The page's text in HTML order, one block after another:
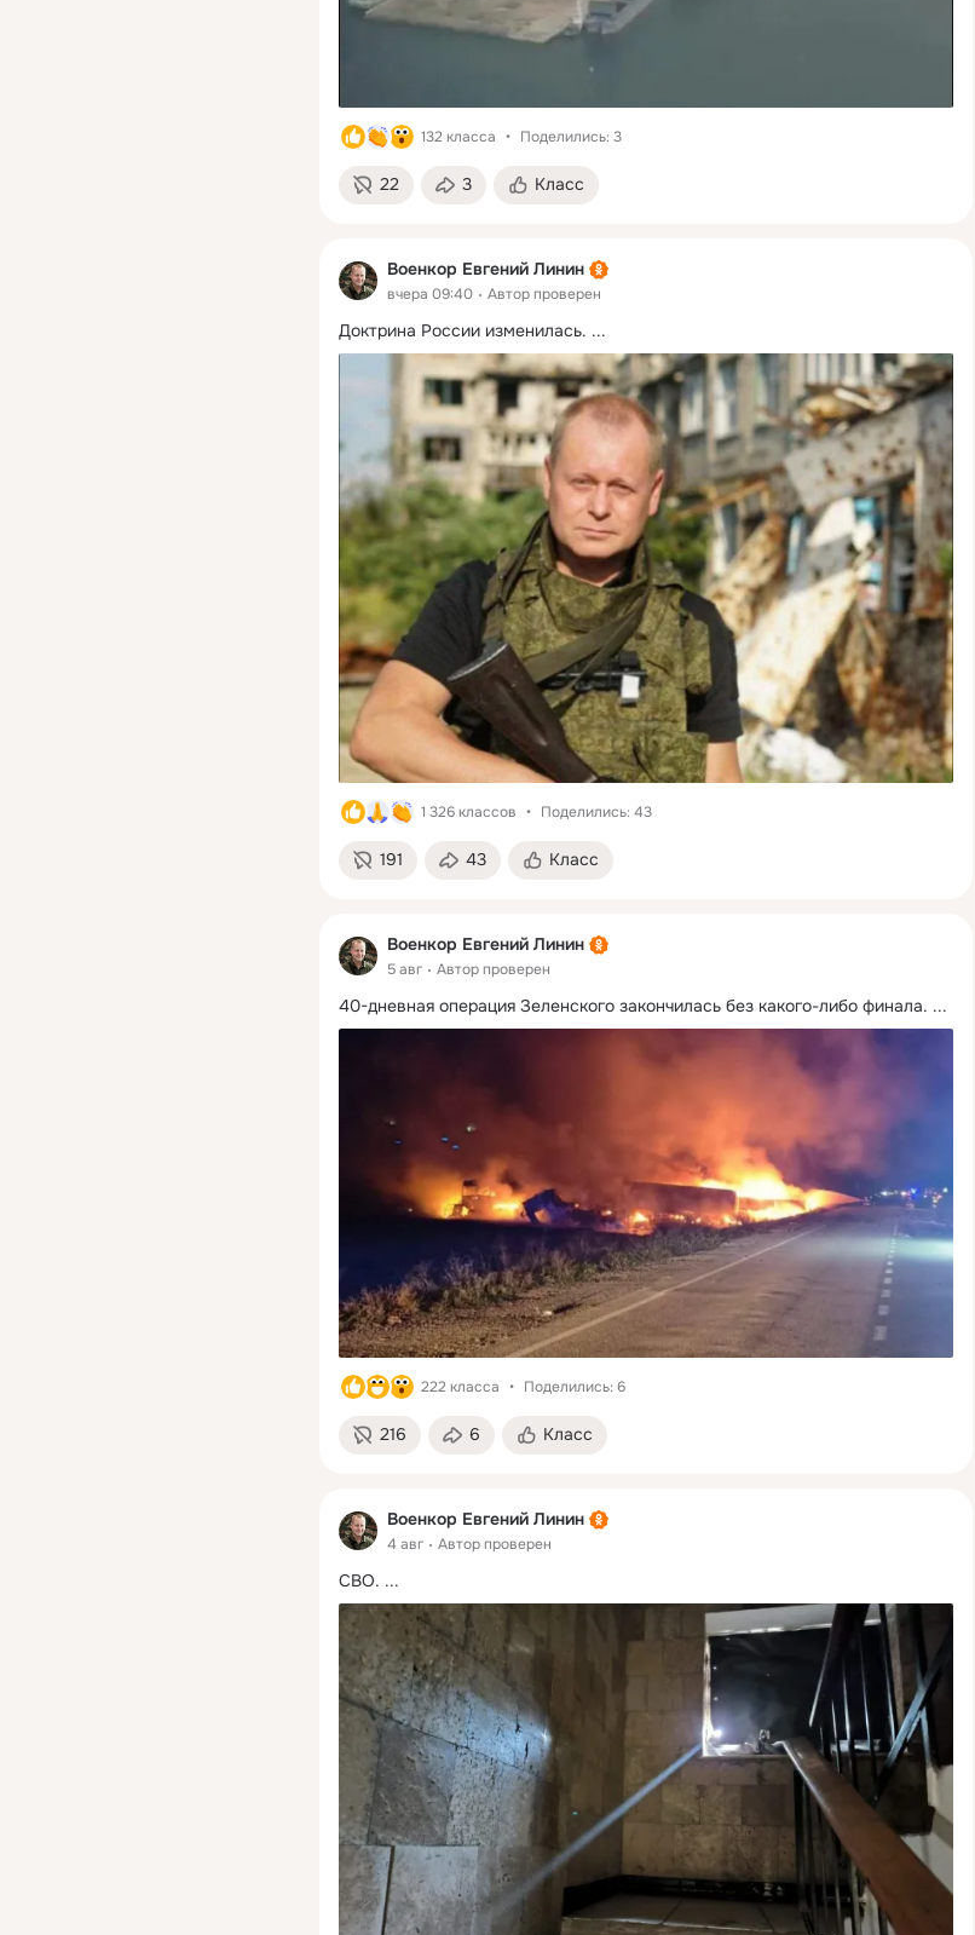
132 класса Поделились: 3
22 3 Класс
Военкор Евгений Линин
вчера 09:40 Автор проверен
Доктрина России изменилась. ...
1 326 классов Поделились: 43
191 43 Класс
Военкор Евгений Линин
5 авг Автор проверен
40-дневная операция Зеленского закончилась без какого-либо финала. ...
222 класса Поделились: 6
216 6 Класс
Военкор Евгений Линин
4 авг Автор проверен
СВО. ...